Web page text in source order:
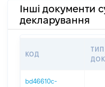
Інші документи
декларування
КОД
ТИП
bd46610c-